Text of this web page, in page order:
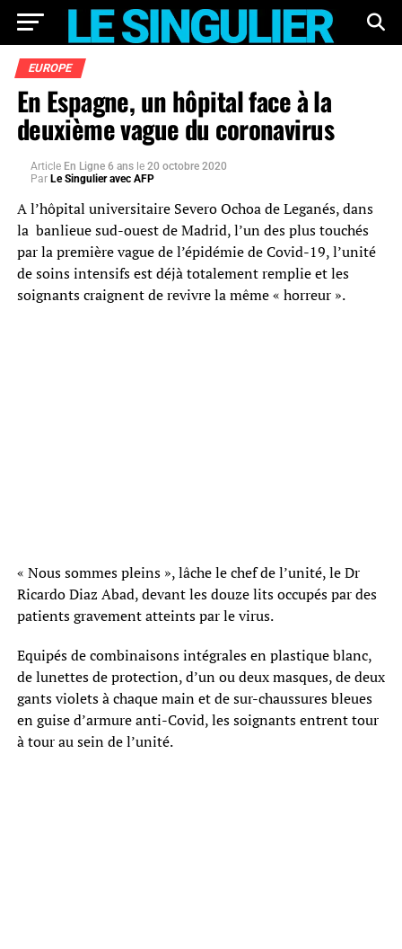
EUROPE
En Espagne, un hôpital face à la
deuxième vague du coronavirus
Article En Ligne 6 ans le 20 octobre 2020
Par Le Singulier avec AFP
A l’hôpital universitaire Severo Ochoa de Leganés, dans
la banlieue sud-ouest de Madrid, l’un des plus touchés
par la première vague de l’épidémie de Covid-19, l’unité
de soins intensifs est déjà totalement remplie et les
soignants craignent de revivre la même « horreur ».
« Nous sommes pleins », lâche le chef de l’unité, le Dr
Ricardo Diaz Abad, devant les douze lits occupés par des
patients gravement atteints par le virus.
Equipés de combinaisons intégrales en plastique blanc,
de lunettes de protection, d’un ou deux masques, de deux
gants violets à chaque main et de sur-chaussures bleues
en guise d’armure anti-Covid, les soignants entrent tour
à tour au sein de l’unité.